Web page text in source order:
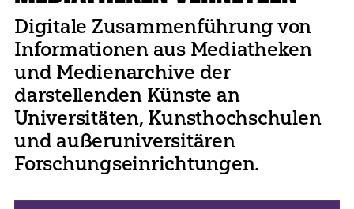
Digitale Zusammenführung von
Informationen aus Mediatheken
und Medienarchive der
darstellenden Künste an
Universitäten, Kunsthochschulen
und außeruniversitären
Forschungseinrichtungen.